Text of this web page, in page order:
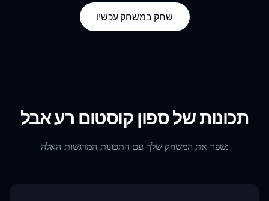
שחק במשחק עכשיו
תכונות של ספון קוסטום רע אבל
שפר את המשחק שלך עם התכונות המרגשות האלה: